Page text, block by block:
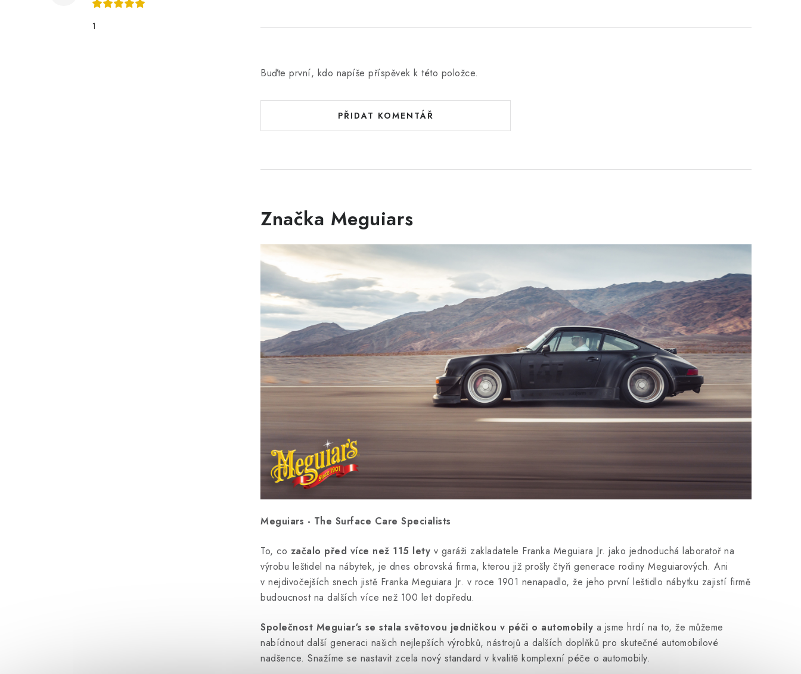
1
Buďte první, kdo napíše příspěvek k této položce.
PŘIDAT KOMENTÁŘ
Značka Meguiars
Meguiars - The Surface Care Specialists
To, co začalo před více než 115 lety v garáži zakladatele Franka Meguiara Jr. jako jednoduchá laboratoř na
výrobu leštidel na nábytek, je dnes obrovská firma, kterou již prošly čtyři generace rodiny Meguiarových. Ani
v nejdivočejších snech jistě Franka Meguiara Jr. v roce 1901 nenapadlo, že jeho první leštidlo nábytku zajistí firmě
budoucnost na dalších více než 100 let dopředu.
Společnost Meguiar‘s se stala světovou jedničkou v péči o automobily a jsme hrdí na to, že můžeme
nabídnout další generaci našich nejlepších výrobků, nástrojů a dalších doplňků pro skutečné automobilové
nadšence. Snažíme se nastavit zcela nový standard v kvalitě komplexní péče o automobily.